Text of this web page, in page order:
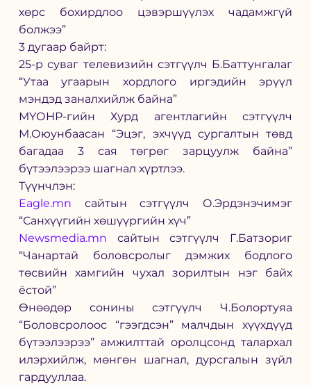
хөрс бохирдлоо цэвэршүүлэх чадамжгүй
болжээ”
3 дугаар байрт:
25-р суваг телевизийн сэтгүүлч Б.Баттунгалаг
“Утаа угаарын хордлого иргэдийн эрүүл
мэндэд заналхийлж байна”
МҮОНР-гийн Хурд агентлагийн сэтгүүлч
М.Оюунбаасан “Эцэг, эхчүүд сургалтын төвд
багадаа 3 сая төгрөг зарцуулж байна”
бүтээлээрээ шагнал хүртлээ.
Түүнчлэн:
Eagle.mn сайтын сэтгүүлч О.Эрдэнэчимэг
“Санхүүгийн хөшүүргийн хүч”
Newsmedia.mn сайтын сэтгүүлч Г.Батзориг
“Чанартай боловсролыг дэмжих бодлого
төсвийн хамгийн чухал зорилтын нэг байх
ёстой”
Өнөөдөр сонины сэтгүүлч Ч.Болортуяа
“Боловсролоос “гээгдсэн” малчдын хүүхдүүд
бүтээлээрээ” амжилттай оролцсонд талархал
илэрхийлж, мөнгөн шагнал, дурсгалын зүйл
гардууллаа.